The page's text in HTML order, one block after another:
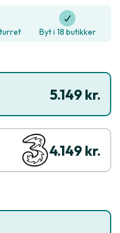
Byt i 18 butikker
5.149 kr.
4.149 kr.